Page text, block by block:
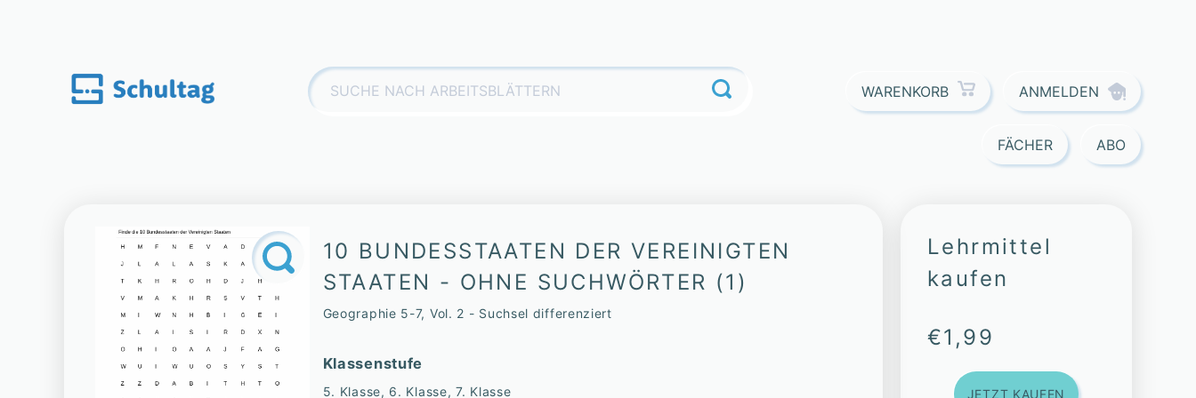
Suchen
nach:
WARENKORB ANMELDEN
FÄCHER ABO
10 BUNDESSTAATEN DER VEREINIGTEN
STAATEN - OHNE SUCHWÖRTER (1)
Geographie 5-7, Vol. 2 - Suchsel differenziert
Klassenstufe
5. Klasse, 6. Klasse, 7. Klasse
Lehrmittel
kaufen
€1,99
JETZT KAUFEN